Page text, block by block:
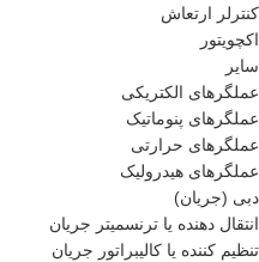
کنترلر ارتعاش
اکچویتور
سایر
عملگرهای الکتریکی
عملگرهای پنوماتیک
عملگرهای حرارتی
عملگرهای هیدرولیک
دبی (جریان)
انتقال دهنده یا ترنسمیتر جریان
تنظیم کننده یا کالیبراتور جریان